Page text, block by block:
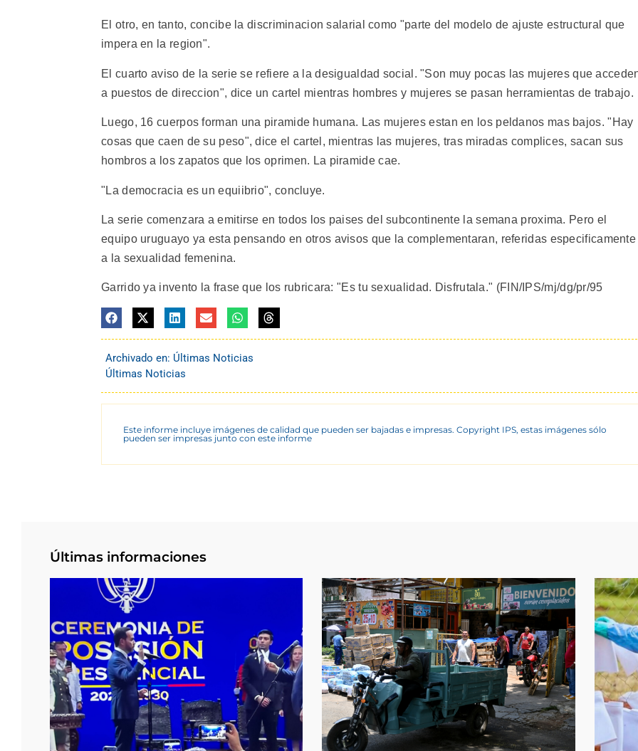
El otro, en tanto, concibe la discriminacion salarial como "parte del modelo de ajuste estructural que
impera en la region".
El cuarto aviso de la serie se refiere a la desigualdad social. "Son muy pocas las mujeres que
a puestos de direccion", dice un cartel mientras hombres y mujeres se pasan herramientas de trabajo.
Luego, 16 cuerpos forman una piramide humana. Las mujeres estan en los peldanos mas bajos. "Hay
cosas que caen de su peso", dice el cartel, mientras las mujeres, tras miradas complices, sacan sus
hombros a los zapatos que los oprimen. La piramide cae.
"La democracia es un equiibrio", concluye.
La serie comenzara a emitirse en todos los paises del subcontinente la semana proxima. Pero el
equipo uruguayo ya esta pensando en otros avisos que la complementaran, referidas especificamente
a la sexualidad femenina.
Garrido ya invento la frase que los rubricara: "Es tu sexualidad. Disfrutala." (FIN/IPS/mj/dg/pr/95
Archivado en: Últimas Noticias
Últimas Noticias
Este informe incluye imágenes de calidad que pueden ser bajadas e impresas. Copyright IPS, estas imágenes sólo
pueden ser impresas junto con este informe
Últimas informaciones